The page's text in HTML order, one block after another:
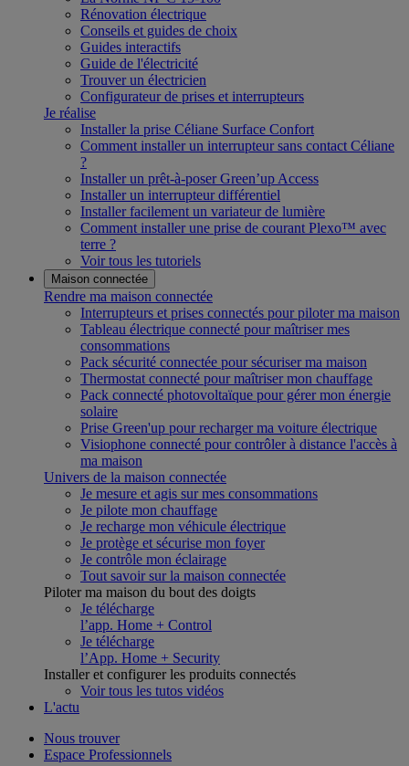
Rénovation électrique
Conseils et guides de choix
Guides interactifs
Guide de l'électricité
Trouver un électricien
Configurateur de prises et interrupteurs
Je réalise
Installer la prise Céliane Surface Confort
Comment installer un interrupteur sans contact Céliane
?
Installer un prêt-à-poser Green’up Access
Installer un interrupteur différentiel
Installer facilement un variateur de lumière
Comment installer une prise de courant Plexo™ avec
terre ?
Voir tous les tutoriels
Maison connectée
Rendre ma maison connectée
Interrupteurs et prises connectés pour piloter ma maison
Tableau électrique connecté pour maîtriser mes
consommations
Pack sécurité connectée pour sécuriser ma maison
Thermostat connecté pour maîtriser mon chauffage
Pack connecté photovoltaïque pour gérer mon énergie
solaire
Prise Green'up pour recharger ma voiture électrique
Visiophone connecté pour contrôler à distance l'accès à
ma maison
Univers de la maison connectée
Je mesure et agis sur mes consommations
Je pilote mon chauffage
Je recharge mon véhicule électrique
Je protège et sécurise mon foyer
Je contrôle mon éclairage
Tout savoir sur la maison connectée
Piloter ma maison du bout des doigts
Je télécharge
l’app. Home + Control
Je télécharge
l’App. Home + Security
Installer et configurer les produits connectés
Voir tous les tutos vidéos
L'actu
Nous trouver
Espace Professionnels